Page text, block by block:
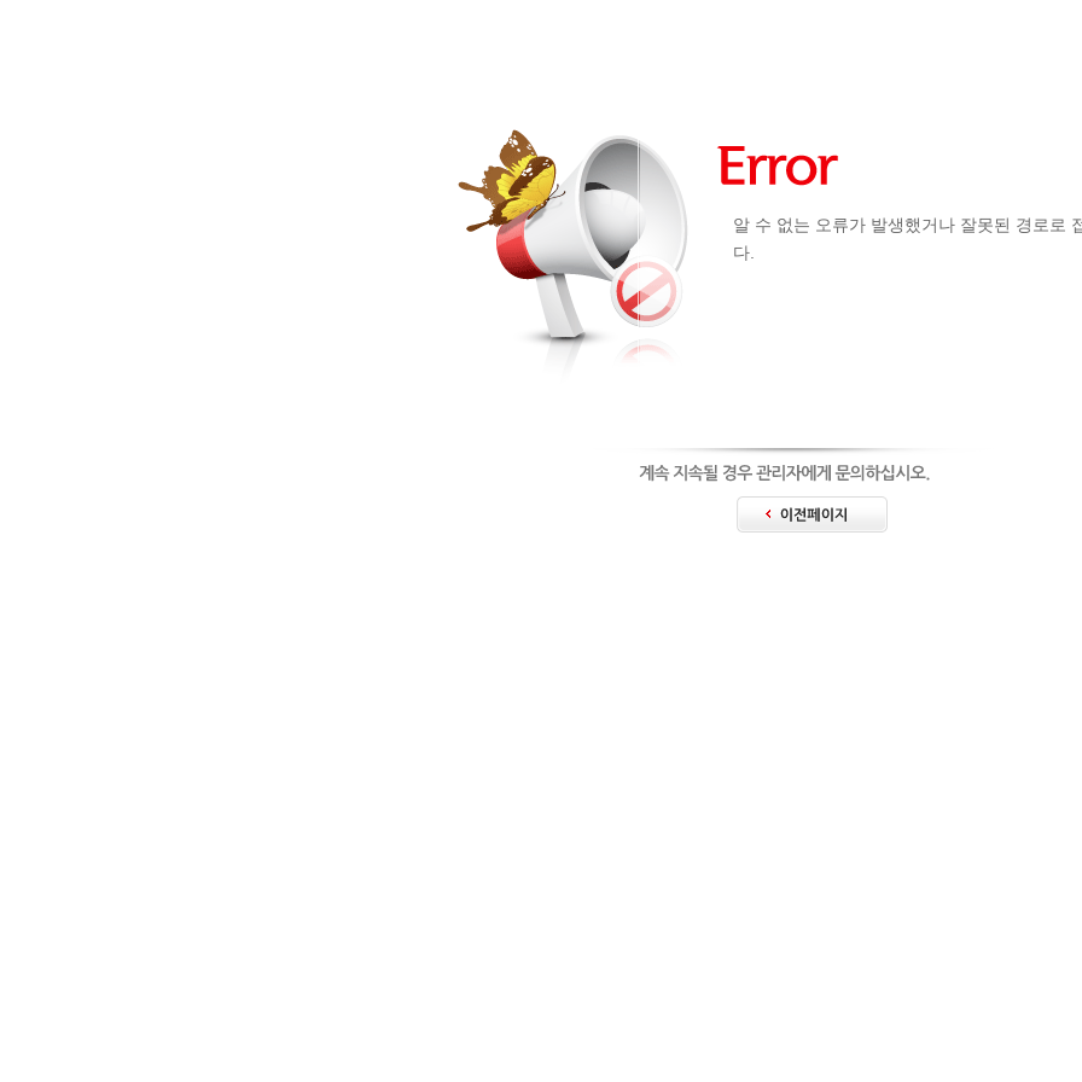
알 수 없는 오류가 발생했거나 잘못된 경로로
다.